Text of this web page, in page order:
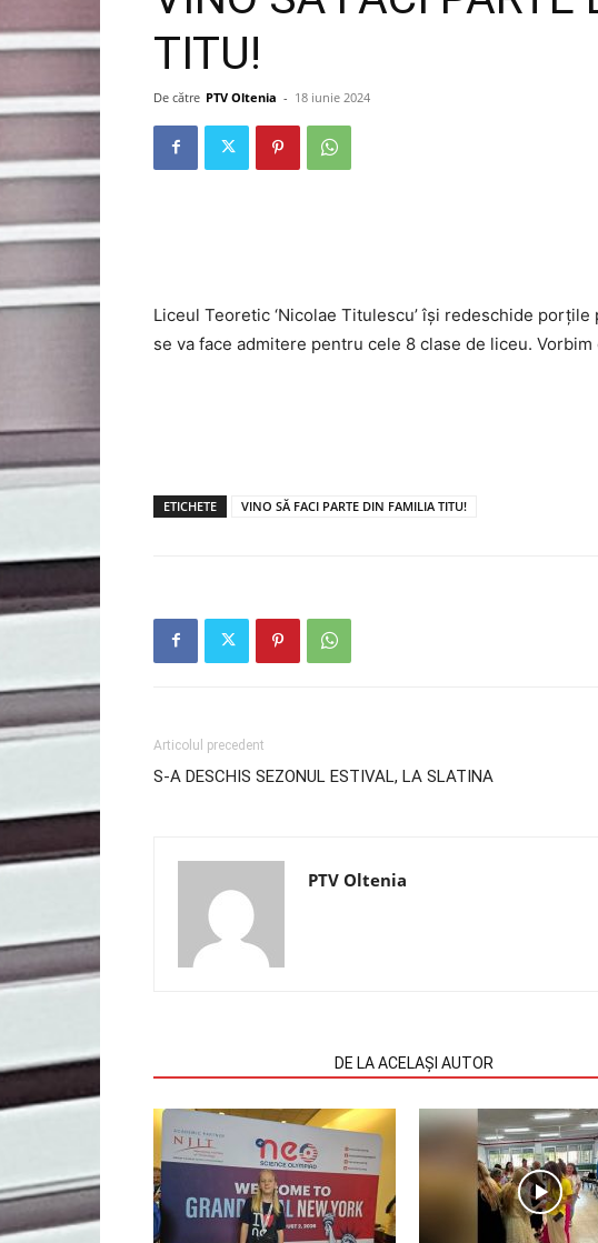
TITU!
De către PTV Oltenia - 18 iunie 2024
Liceul Teoretic ‘Nicolae Titulescu’ își redeschide
se va face admitere pentru cele 8 clase de liceu.
ETICHETE VINO SĂ FACI PARTE DIN FAMILIA TITU!
Articolul precedent
S-A DESCHIS SEZONUL ESTIVAL, LA SLATINA
PTV Oltenia
DE LA ACELAȘI AUTOR